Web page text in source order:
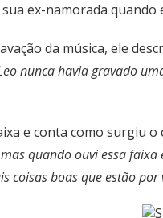
ex-namorada quando
da música, ele
nunca havia gravado
e conta como surgiu o
quando ouvi essa faixa
coisas boas que estão por